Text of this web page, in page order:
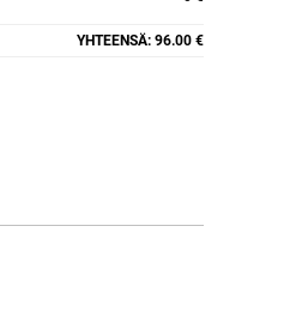
YHTEENSÄ: 96.00 €